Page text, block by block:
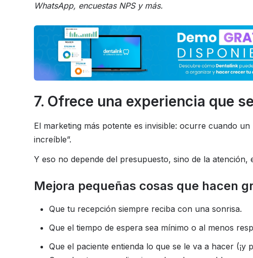
WhatsApp, encuestas NPS y más.
7. Ofrece una experiencia que
El marketing más potente es invisible: ocurre cuando
increíble”.
Y eso no depende del presupuesto, sino de la
Mejora pequeñas cosas que hacen
Que tu recepción siempre reciba con una sonrisa.
Que el tiempo de espera sea mínimo o al menos
Que el paciente entienda lo que se le va a hacer (¡y